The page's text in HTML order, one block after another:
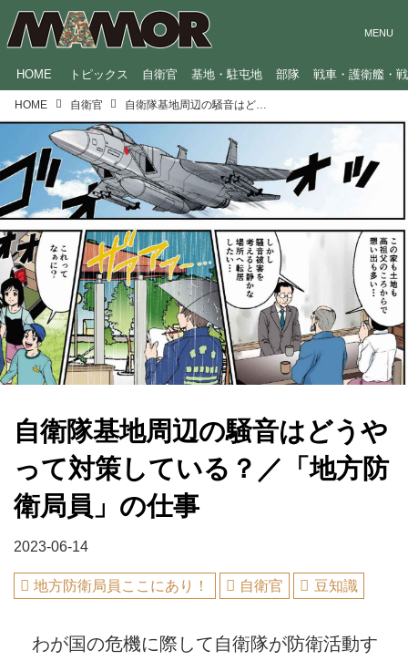
HOME トピックス 自衛官 基地・駐屯地 部隊 戦車・護衛艦・
HOME 自衛官
自衛隊基地周辺の騒音はどうや
って対策している？／「地方防
衛局員」の仕事
2023-06-14
地方防衛局員ここにあり！ 自衛官 豆知識
わが国の危機に際して自衛隊が防衛活動す